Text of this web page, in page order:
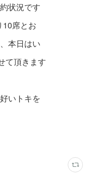
状況です
10席とお
本日はい
て頂きます
いトキを